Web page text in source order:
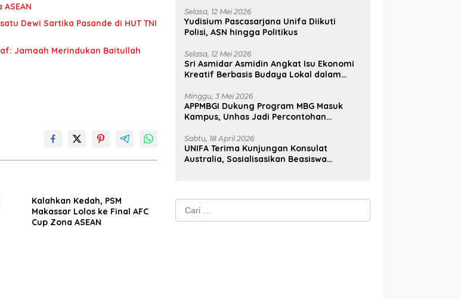
Dewi Sartika Pasande di HUT TNI
Jamaah Merindukan Baitullah
Kalahkan Kedah, PSM
Makassar Lolos ke Final AFC
Cup Zona ASEAN
Selasa, 12 Mei 2026
Yudisium Pascasarjana Unifa Diikuti
Polisi, ASN hingga Politikus
Selasa, 12 Mei 2026
Sri Asmidar Asmidin Angkat Isu Ekonomi
Kreatif Berbasis Budaya Lokal dalam
Minggu, 3 Mei 2026
APPMBGI Dukung Program MBG Masuk
Kampus, Unhas Jadi Percontohan
Sabtu, 18 April 2026
UNIFA Terima Kunjungan Konsulat
Australia, Sosialisasikan Beasiswa
Cari
untuk: